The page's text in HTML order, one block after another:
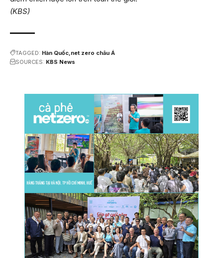
(KBS)
TAGGED: Hàn Quốc net zero châu Á
SOURCES: KBS News